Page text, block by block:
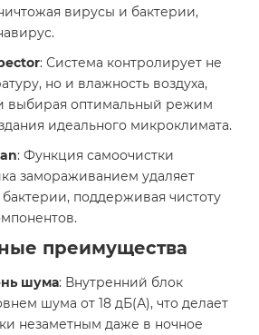
вирусы и бактерии,
: Система контролирует не
но и влажность воздуха,
выбирая оптимальный режим
идеального микроклимата.​
: Функция самоочистки
замораживанием удаляет
бактерии, поддерживая чистоту
преимущества
шума: Внутренний блок
шума от 18 дБ(А), что делает
незаметным даже в ночное